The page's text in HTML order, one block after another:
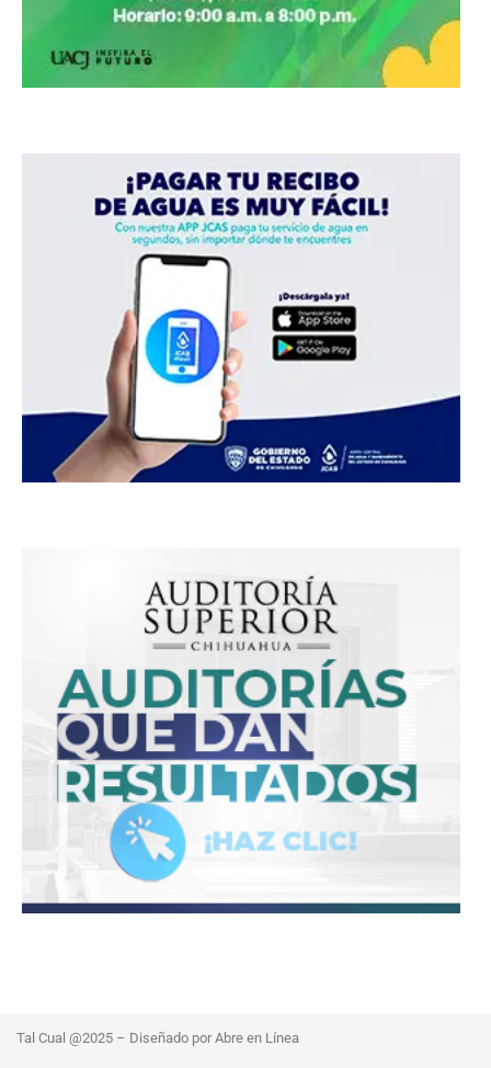
Tal Cual @2025 – Diseñado por Abre en Línea